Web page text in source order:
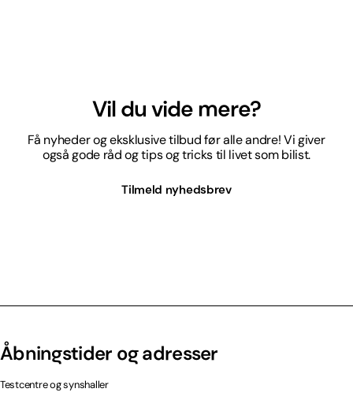
Vil du vide mere?
Få nyheder og eksklusive tilbud før alle andre! Vi giver
også gode råd og tips og tricks til livet som bilist.
Tilmeld nyhedsbrev
Åbningstider og adresser
Testcentre og synshaller